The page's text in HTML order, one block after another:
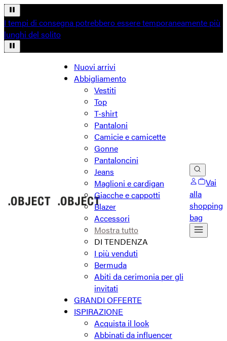
I tempi di consegna potrebbero essere temporaneamente più
lunghi del solito
Nuovi arrivi
Abbigliamento
Vestiti
Top
T-shirt
Pantaloni
Camicie e camicette
Gonne
Pantaloncini
Jeans
Maglioni e cardigan
Giacche e cappotti
Blazer
Accessori
Mostra tutto
DI TENDENZA
I più venduti
Bermuda
Abiti da cerimonia per gli
invitati
GRANDI OFFERTE
ISPIRAZIONE
Acquista il look
Abbinati da influencer
Vai
alla
shopping
bag